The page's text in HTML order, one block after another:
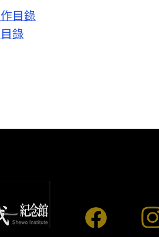
作目錄
錄